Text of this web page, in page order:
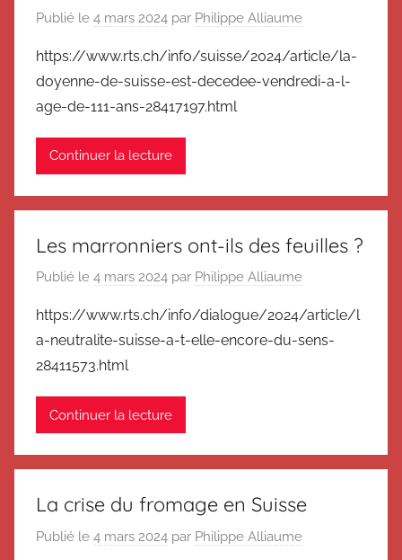
Publié le 4 mars 2024 par Philippe Alliaume
https://www.rts.ch/info/suisse/2024/article/la-
doyenne-de-suisse-est-decedee-vendredi-a-l-
age-de-111-ans-28417197.html
Continuer la lecture
Les marronniers ont-ils des feuilles ?
Publié le 4 mars 2024 par Philippe Alliaume
https://www.rts.ch/info/dialogue/2024/article/l
a-neutralite-suisse-a-t-elle-encore-du-sens-
28411573.html
Continuer la lecture
La crise du fromage en Suisse
Publié le 4 mars 2024 par Philippe Alliaume